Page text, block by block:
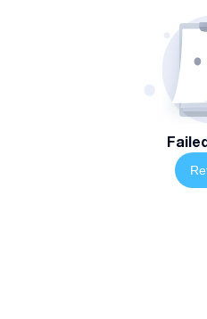
დაგეგმეთ თქვენი